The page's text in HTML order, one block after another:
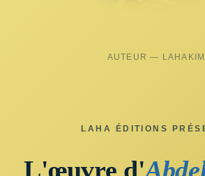
LAHA ÉDITIONS
L'œuvre d'
AUTEUR — LAHAKIM